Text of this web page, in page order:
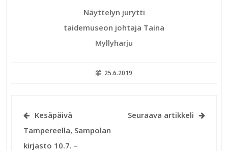
Näyttelyn jurytti
taidemuseon johtaja Taina
Myllyharju
25.6.2019
Artikkelien
selaus
Kesäpäivä
Tampereella, Sampolan
kirjasto 10.7. –
Seuraava artikkeli